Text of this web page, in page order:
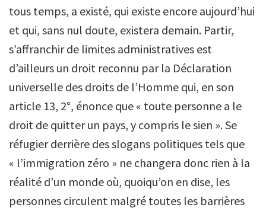
tous temps, a existé, qui existe encore aujourd’hui
et qui, sans nul doute, existera demain. Partir,
s’affranchir de limites administratives est
d’ailleurs un droit reconnu par la Déclaration
universelle des droits de l’Homme qui, en son
article 13, 2°, énonce que « toute personne a le
droit de quitter un pays, y compris le sien ». Se
réfugier derrière des slogans politiques tels que
« l’immigration zéro » ne changera donc rien à la
réalité d’un monde où, quoiqu’on en dise, les
personnes circulent malgré toutes les barrières